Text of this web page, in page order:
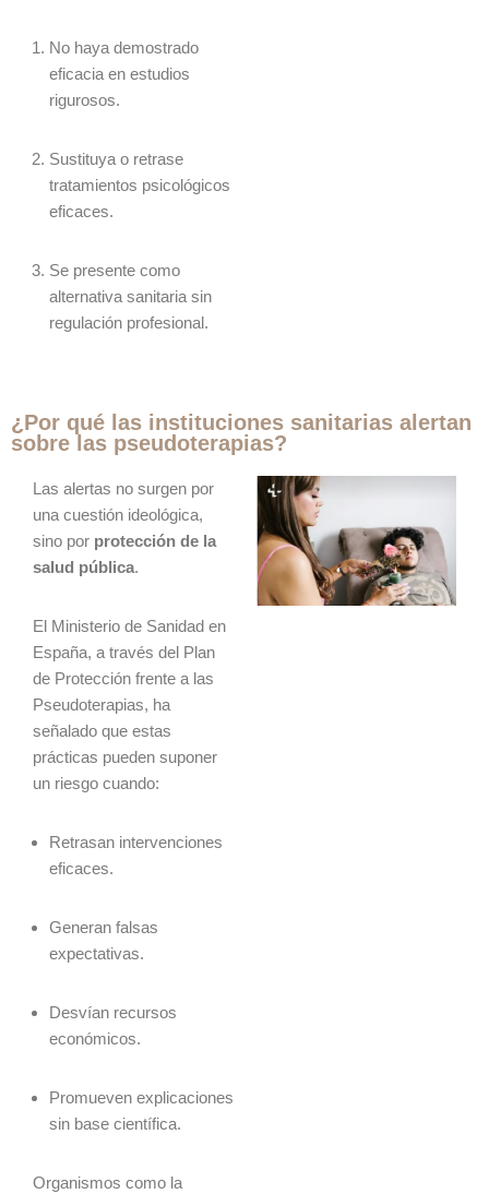
No haya demostrado
eficacia en estudios
rigurosos.
Sustituya o retrase
tratamientos psicológicos
eficaces.
Se presente como
alternativa sanitaria sin
regulación profesional.
¿Por qué las instituciones sanitarias alertan
sobre las pseudoterapias?
Las alertas no surgen por
una cuestión ideológica,
sino por protección de la
salud pública.
El Ministerio de Sanidad en
España, a través del Plan
de Protección frente a las
Pseudoterapias, ha
señalado que estas
prácticas pueden suponer
un riesgo cuando:
Retrasan intervenciones
eficaces.
Generan falsas
expectativas.
Desvían recursos
económicos.
Promueven explicaciones
sin base científica.
Organismos como la